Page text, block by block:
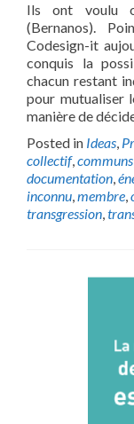
Ils ont voulu
(Bernanos).
Codesign-it
conquis la
chacun restant
pour mutualiser
manière de
Posted in Ideas,
collectif,communs
documentation,
inconnu,membre,
transgression,